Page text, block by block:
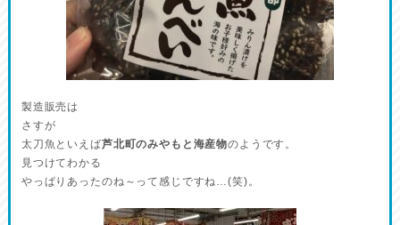
製造販売は
さすが
太刀魚といえば芦北町のみやもと海産物のようです。
見つけてわかる
やっぱりあったのね～って感じですね…(笑)。